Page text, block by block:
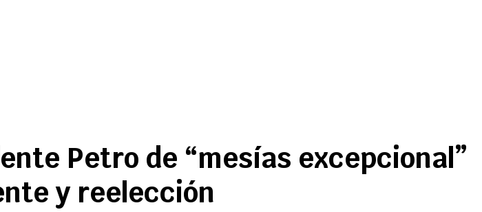
Petro de “mesías excepcional”
y reelección